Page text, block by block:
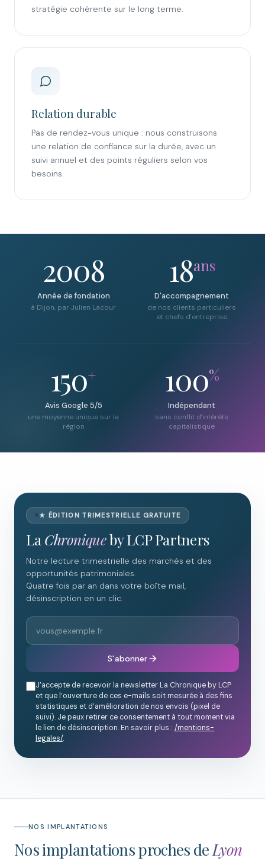
stratégie cohérente sur le long terme.
Relation durable
Pas de rendez-vous unique : nous construisons
une relation de confiance sur la durée, avec un
suivi annuel et des points réguliers selon vos
besoins.
2008
Année de fondation
à Dijon, par Julien Lacour
18ans
D'accompagnement
de nos clients particuliers
et chefs d'entreprise
150+
Avis Google 5/5
une moyenne unique sur la
région
100%
Indépendant
sans conflit d'intérêts
capitalistique
★ ÉDITION TRIMESTRIELLE GRATUITE
La Chroniqueby LCP Partners
Notre lecture trimestrielle des marchés et des
opportunités patrimoniales.
Quatre fois par an dans votre boîte mail,
désinscription en un clic.
S'abonner
J’accepte de recevoir la newsletter La Chronique by LCP
et que l’ouverture de ces e-mails soit mesurée à des fins
statistiques et d’amélioration de nos envois (pixel de
suivi). Je peux retirer ce consentement à tout moment via
le lien de désinscription. En savoir plus : /mentions-
legales/.
NOS IMPLANTATIONS
Nos implantations proches deLyon